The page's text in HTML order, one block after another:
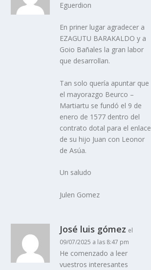
Eguerdion
En priner lugar agradecer a
EZAGUTU BARAKALDO y a
Goio Bañales la gran labor
que desarrollan.
Tan solo quería apuntar que
el mayorazgo Beurco –
Martiartu se fundó el 9 de
enero de 1577 dentro del
contrato dotal para el enlace
de su hijo Juan con Leonor
de Asúa.
Un saludo
Julen Gomez
José luis gómez el
09/07/2025 a las 8:47 pm
He comenzado a leer
vuestros interesantes